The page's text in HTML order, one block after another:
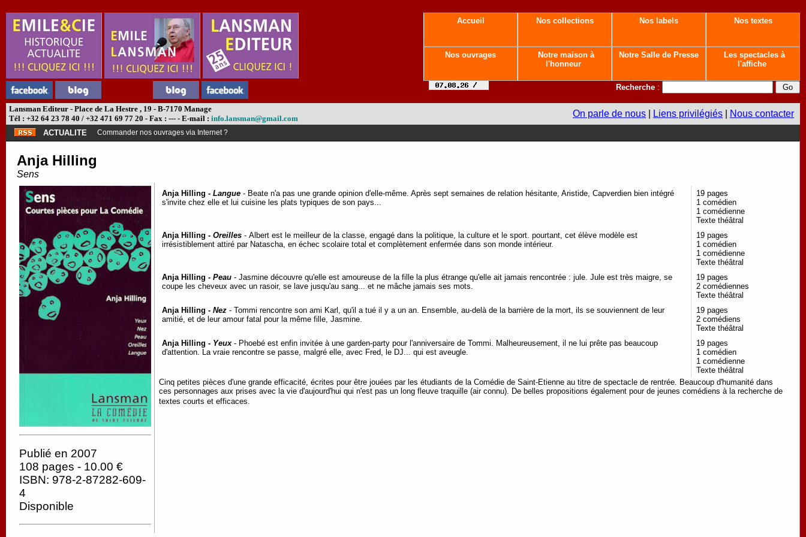
Accueil Nos collections Nos labels Nos textes
Nos ouvrages
Notre maison à
l'honneur
Notre Salle de Presse
Les spectacles à
l'affiche
Recherche :
Lansman Editeur - Place de La Hestre , 19 - B-7170 Manage
Tél : +32 64 23 78 40 / +32 471 69 77 20 - Fax : --- - E-mail : info.lansman@gmail.com On parle de nous Liens privilégiés Nous contacter
ACTUALITE Commander nos ouvrages via Internet ?
Anja Hilling
Sens
Publié en 2007
108 pages - 10.00 €
ISBN: 978-2-87282-609-
4
Disponible
Anja Hilling - Langue - Beate n'a pas une grande opinion d'elle-même. Après sept semaines de relation hésitante, Aristide, Capverdien bien intégré
s'invite chez elle et lui cuisine les plats typiques de son pays...
19 pages
1 comédien
1 comédienne
Texte théâtral
Anja Hilling - Oreilles - Albert est le meilleur de la classe, engagé dans la politique, la culture et le sport. pourtant, cet élève modèle est
irrésistiblement attiré par Natascha, en échec scolaire total et complètement enfermée dans son monde intérieur.
19 pages
1 comédien
1 comédienne
Texte théâtral
Anja Hilling - Peau - Jasmine découvre qu'elle est amoureuse de la fille la plus étrange qu'elle ait jamais rencontrée : jule. Jule est très maigre, se
coupe les cheveux avec un rasoir, se lave jusqu'au sang... et ne mâche jamais ses mots.
19 pages
2 comédiennes
Texte théâtral
Anja Hilling - Nez - Tommi rencontre son ami Karl, qu'il a tué il y a un an. Ensemble, au-delà de la barrière de la mort, ils se souviennent de leur
amitié, et de leur amour fatal pour la même fille, Jasmine.
19 pages
2 comédiens
Texte théâtral
Anja Hilling - Yeux- Phoebé est enfin invitée à une garden-party pour l'anniversaire de Tommi. Malheureusement, il ne lui prête pas beaucoup
d'attention. La vraie rencontre se passe, malgré elle, avec Fred, le DJ... qui est aveugle.
19 pages
1 comédien
1 comédienne
Texte théâtral
Cinq petites pièces d'une grande efficacité, écrites pour être jouées par les étudiants de la Comédie de Saint-Etienne au titre de spectacle de rentrée. Beaucoup d'humanité dans
ces personnages aux prises avec la vie d'aujourd'hui qui n'est pas un long fleuve traquille (air connu). De belles propositions également pour de jeunes comédiens à la recherche de
textes courts et efficaces.